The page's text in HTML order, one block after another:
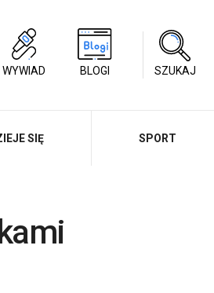
WYWIAD BLOGI SZUKAJ
SIĘ SPORT